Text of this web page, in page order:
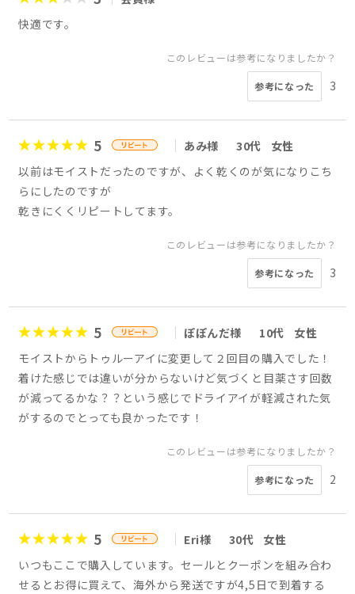
快適です。
このレビューは参考になりましたか？
参考になった 3
5 あみ様 30代
女性
以前はモイストだったのですが、よく乾くのが気になりこち
らにしたのですが
乾きにくくリピートしてます。
このレビューは参考になりましたか？
参考になった 3
5 ぽぽんだ様 10代
女性
モイストからトゥルーアイに変更して２回目の購入でした！
着けた感じでは違いが分からないけど気づくと目薬さす回数
が減ってるかな？？という感じでドライアイが軽減された気
がするのでとっても良かったです！
このレビューは参考になりましたか？
参考になった 2
5 Eri様 30代
女性
いつもここで購入しています。セールとクーポンを組み合わ
せるとお得に買えて、海外から発送ですが4,5日で到着する